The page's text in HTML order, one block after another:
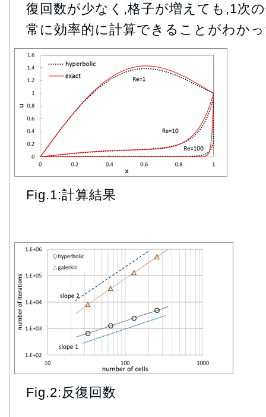
復回数が少なく,格子が増えても,1次
常に効率的に計算できることがわか
Fig.1:計算結果
Fig.2:反復回数